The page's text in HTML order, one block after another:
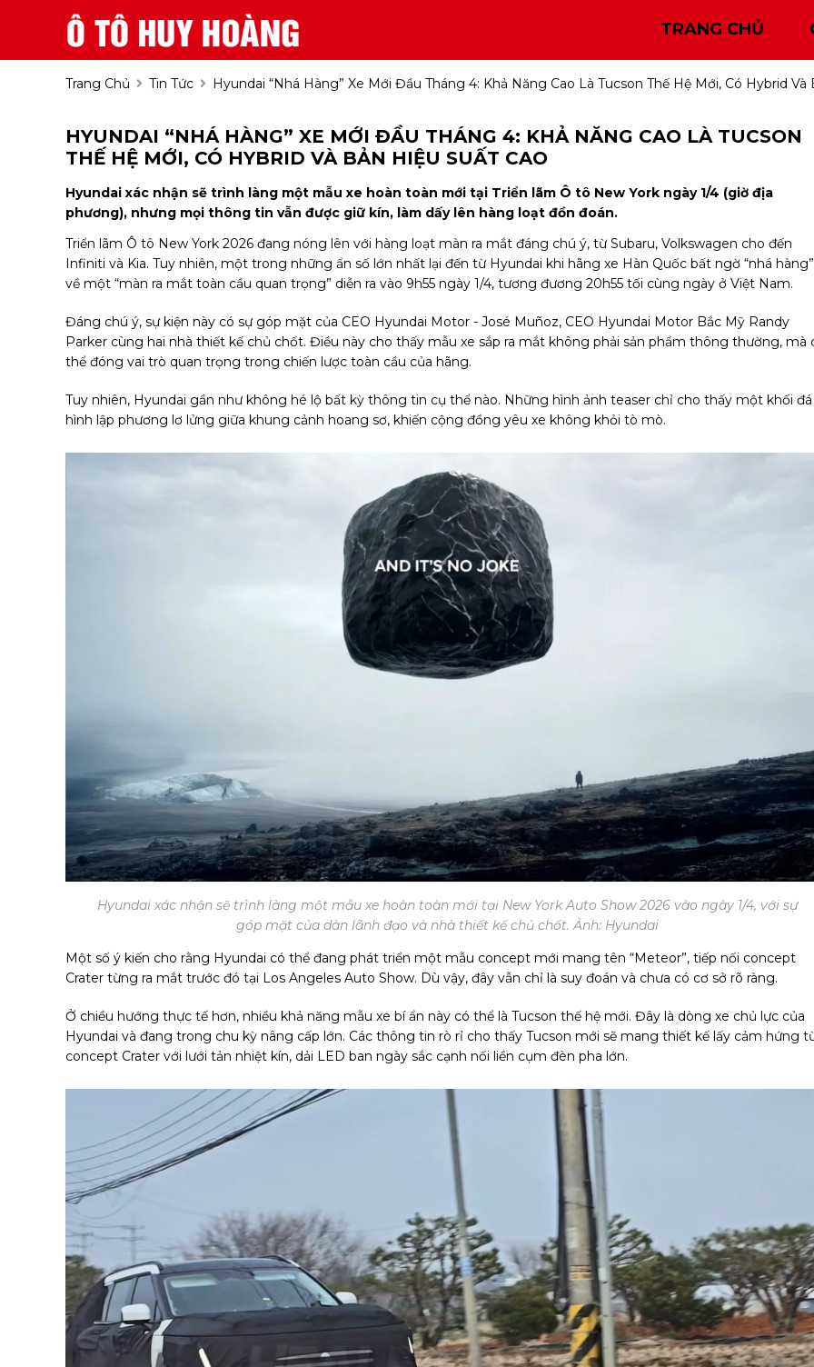
TRANG CHỦ
Trang Chủ Tin Tức Hyundai “nhá Hàng” Xe Mới Đầu Tháng 4: Khả Năng Cao Là Tucson Thế Hệ Mới, Có Hybrid Và
HYUNDAI “NHÁ HÀNG” XE MỚI ĐẦU THÁNG 4: KHẢ NĂNG CAO LÀ TUCSON
THẾ HỆ MỚI, CÓ HYBRID VÀ BẢN HIỆU SUẤT CAO
Hyundai xác nhận sẽ trình làng một mẫu xe hoàn toàn mới tại Triển lãm Ô tô New York ngày 1/4 (giờ địa
phương), nhưng mọi thông tin vẫn được giữ kín, làm dấy lên hàng loạt đồn đoán.
Triển lãm Ô tô New York 2026 đang nóng lên với hàng loạt màn ra mắt đáng chú ý, từ Subaru, Volkswagen cho đến
Infiniti và Kia. Tuy nhiên, một trong những ẩn số lớn nhất lại đến từ Hyundai khi hãng xe Hàn Quốc bất ngờ “nhá hàng”
về một “màn ra mắt toàn cầu quan trọng” diễn ra vào 9h55 ngày 1/4, tương đương 20h55 tối cùng ngày ở Việt Nam.
Đáng chú ý, sự kiện này có sự góp mặt của CEO Hyundai Motor - José Muñoz, CEO Hyundai Motor Bắc Mỹ Randy
Parker cùng hai nhà thiết kế chủ chốt. Điều này cho thấy mẫu xe sắp ra mắt không phải sản phẩm thông thường, mà
thể đóng vai trò quan trọng trong chiến lược toàn cầu của hãng.
Tuy nhiên, Hyundai gần như không hé lộ bất kỳ thông tin cụ thể nào. Những hình ảnh teaser chỉ cho thấy một khối đá
hình lập phương lơ lửng giữa khung cảnh hoang sơ, khiến cộng đồng yêu xe không khỏi tò mò.
Hyundai xác nhận sẽ trình làng một mẫu xe hoàn toàn mới tại New York Auto Show 2026 vào ngày 1/4, với sự
góp mặt của dàn lãnh đạo và nhà thiết kế chủ chốt. Ảnh: Hyundai
Một số ý kiến cho rằng Hyundai có thể đang phát triển một mẫu concept mới mang tên “Meteor”, tiếp nối concept
Crater từng ra mắt trước đó tại Los Angeles Auto Show. Dù vậy, đây vẫn chỉ là suy đoán và chưa có cơ sở rõ ràng.
Ở chiều hướng thực tế hơn, nhiều khả năng mẫu xe bí ẩn này có thể là Tucson thế hệ mới. Đây là dòng xe chủ lực của
Hyundai và đang trong chu kỳ nâng cấp lớn. Các thông tin rò rỉ cho thấy Tucson mới sẽ mang thiết kế lấy cảm hứng
concept Crater với lưới tản nhiệt kín, dải LED ban ngày sắc cạnh nối liền cụm đèn pha lớn.